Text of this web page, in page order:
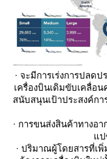
· จะมีการเร่งการปลด
เครื่องบินเดิมขับเคลื่อน
สนับสนุนเป้าประสงค์ก
· การขนส่งสินค้าทางอ
ป
· ปริมาณผู้โดยสารที่เ